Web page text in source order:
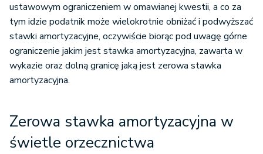
ustawowym ograniczeniem w omawianej kwestii, a co za
tym idzie podatnik może wielokrotnie obniżać i podwyższać
stawki amortyzacyjne, oczywiście biorąc pod uwagę górne
ograniczenie jakim jest stawka amortyzacyjna, zawarta w
wykazie oraz dolną granicę jaką jest zerowa stawka
amortyzacyjna.
Zerowa stawka amortyzacyjna w
świetle orzecznictwa